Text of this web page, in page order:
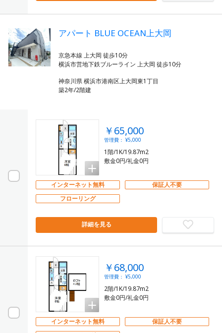
アパート BLUE OCEAN上大岡
京急本線 上大岡 徒歩10分
神奈川県 横浜市港南区上大岡東1丁目
築2年/2階建
￥65,000
管理費： ¥5,000
1階/1K/19.87m2
敷金0円/礼金0円
インターネット無料
保証人不要
フローリング
詳細を見る
￥68,000
管理費： ¥5,000
2階/1K/19.87m2
敷金0円/礼金0円
インターネット無料
保証人不要